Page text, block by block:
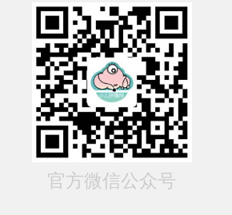
官方微信公众号